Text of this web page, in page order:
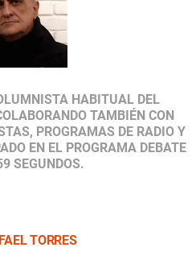
HABITUAL DEL
TAMBIÉN CON
PROGRAMAS DE RADIO Y
EN EL PROGRAMA DEBATE
SEGUNDOS.
TORRES